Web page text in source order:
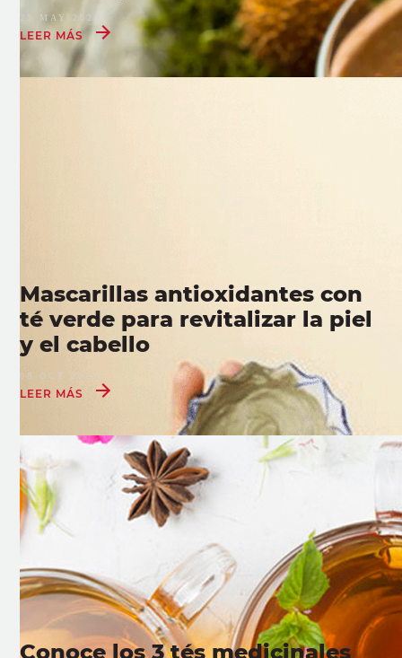
23 MAY 2022
LEER MÁS
Mascarillas antioxidantes con
té verde para revitalizar la piel
y el cabello
08 OCT 2021
LEER MÁS
Conoce los 3 tés medicinales